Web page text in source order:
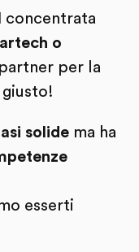
concentrata
o
per la
solide ma ha
esserti